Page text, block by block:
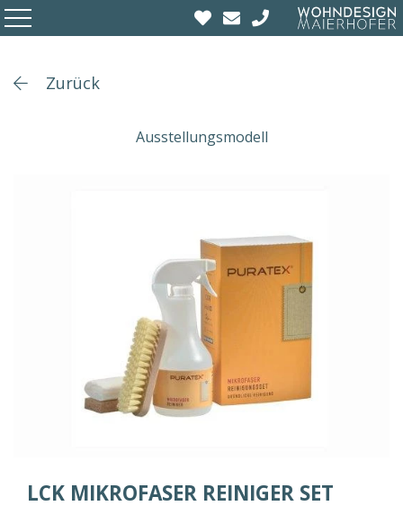
Zurück
Ausstellungsmodell
LCK MIKROFASER REINIGER SET